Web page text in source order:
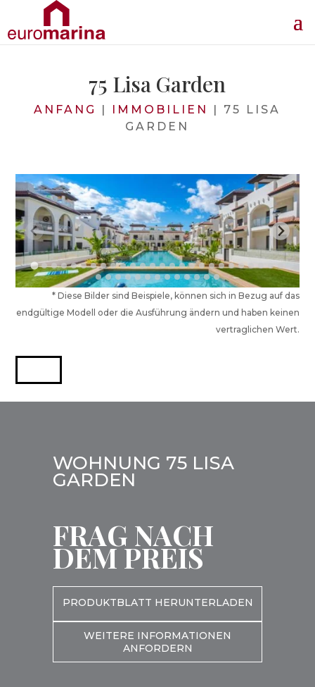
75 Lisa Garden
ANFANG | IMMOBILIEN | 75 LISA
GARDEN
* Diese Bilder sind Beispiele, können sich in Bezug auf das
endgültige Modell oder die Ausführung ändern und haben keinen
vertraglichen Wert.
WOHNUNG 75 LISA
GARDEN
FRAG NACH
DEM PREIS
PRODUKTBLATT HERUNTERLADEN
WEITERE INFORMATIONEN
ANFORDERN